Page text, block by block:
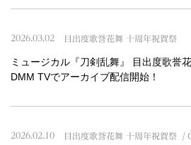
2026.03.02 目出度歌誉花舞 十周年祝賀祭
ミュージカル『刀剣乱舞』 目出度歌誉
DMM TVでアーカイブ配信開始！
2026.02.10 目出度歌誉花舞 十周年祝賀祭